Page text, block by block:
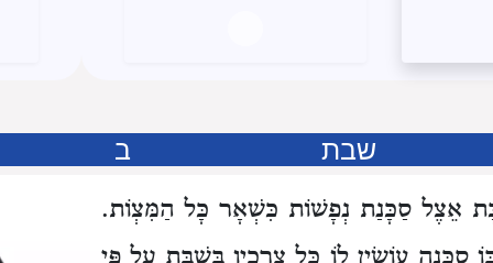
שבת ב
אֵצֶל סַכָּנַת נְפָשׁוֹת כִּשְׁאָר כָּל הַמִּצְוֹת.